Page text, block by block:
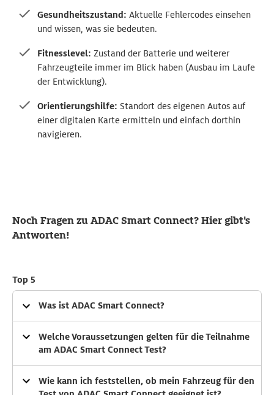
Gesundheitszustand: Aktuelle Fehlercodes einsehen
und wissen, was sie bedeuten.
Fitnesslevel: Zustand der Batterie und weiterer
Fahrzeugteile immer im Blick haben (Ausbau im Laufe
der Entwicklung).
Orientierungshilfe: Standort des eigenen Autos auf
einer digitalen Karte ermitteln und einfach dorthin
navigieren.
Noch Fragen zu ADAC Smart Connect? Hier gibt's
Antworten!
Top 5
Was ist ADAC Smart Connect?
aus Ihrem Fahrzeug über die Ferne auszulesen. So
können wir Fehler an Ihrem Fahrzeug so früh wie
möglich erkennen und Ihnen optimale Hilfe und
Services anbieten.
Welche Voraussetzungen gelten für die Teilnahme
am ADAC Smart Connect Test?
dass Sie ADAC Mitglied sind. Außerdem ist es für die
Wie kann ich feststellen, ob mein Fahrzeug für den